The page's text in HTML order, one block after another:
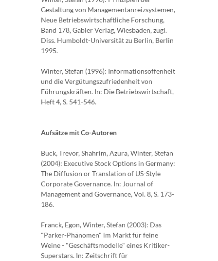
Gestaltung von Managementanreizsystemen,
Neue Betriebswirtschaftliche Forschung,
Band 178, Gabler Verlag, Wiesbaden, zugl.
Diss. Humboldt-Universität zu Berlin, Berlin
1995.
Winter, Stefan (1996): Informationsoffenheit
und die Vergütungszufriedenheit von
Führungskräften. In: Die Betriebswirtschaft,
Heft 4, S. 541-546.
Aufsätze mit Co-Autoren
Buck, Trevor, Shahrim, Azura, Winter, Stefan
(2004): Executive Stock Options in Germany:
The Diffusion or Translation of US-Style
Corporate Governance. In: Journal of
Management and Governance, Vol. 8, S. 173-
186.
Franck, Egon, Winter, Stefan (2003): Das
"Parker-Phänomen" im Markt für feine
Weine - "Geschäftsmodelle" eines Kritiker-
Superstars. In: Zeitschrift für